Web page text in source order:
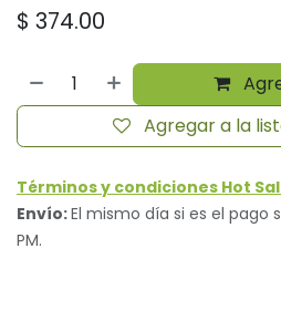
$ 374.00
Agregar a la
Términos y condiciones Hot
Envío:El mismo día si es el pago
PM.